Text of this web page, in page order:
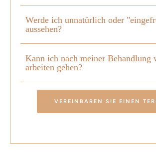
Werde ich unnatürlich oder
aussehen?
Kann ich nach meiner Behandlung
arbeiten gehen?
VEREINBAREN SIE EINEN